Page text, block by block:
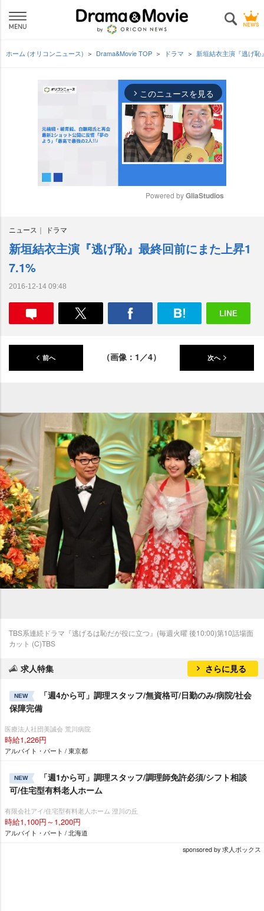
ホーム (オリコンニュース) Drama&Movie TOP ドラマ 新垣結衣主演『逃げ
arrow_forward_ios このニュースを見る
e
Powered by GliaStudios
ニュース ドラマ
新垣結衣主演『逃げ恥』最終回前にまた上昇1
7.1%
2016-12-14 09:48
前へ （画像：1／4） 次へ
TBS系連続ドラマ『逃げるは恥だが役に立つ』(毎週火曜 後10:00)第10話場面
カット (C)TBS
求人特集 さらに見る
NEW
「週4から可」調理スタッフ/無資格可/日勤のみ/病院/社会
保障完備
医療法人社団美誠会 荒川病院
時給1,226円
アルバイト・パート / 東京都
NEW
「週1から可」調理スタッフ/調理師免許必須/シフト相談
可/住宅型有料老人ホーム
有限会社アイ/住宅型有料老人ホーム 澄川の丘
時給1,100円～1,200円
アルバイト・パート / 北海道
sponsored by 求人ボックス